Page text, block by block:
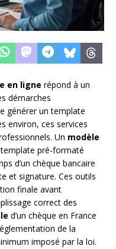
en ligne répond à un
démarches
générer un template
environ, ces services
Un modèle
pré-formaté
d’un chèque bancaire
et signature. Ces outils
finale avant
correct des
d’un chèque en France
de la
imposé par la loi.